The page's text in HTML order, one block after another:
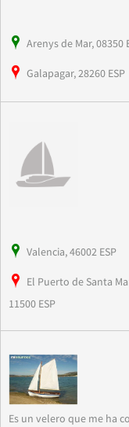
Arenys de Mar, 08350
Galapagar, 28260 ESP
Valencia, 46002 ESP
El Puerto de Santa
11500 ESP
Es un velero que me ha